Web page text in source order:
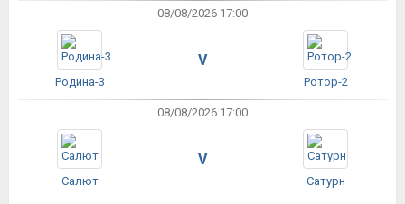
08/08/2026 17:00
Родина-3
V
Ротор-2
08/08/2026 17:00
Салют
V
Сатурн